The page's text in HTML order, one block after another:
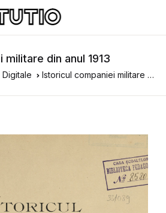
din anul 1913
Istoricul companiei militare din anul 1913